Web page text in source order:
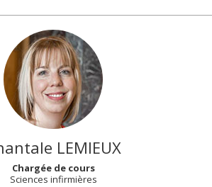
LEMIEUX
Chargée de cours
Sciences infirmières